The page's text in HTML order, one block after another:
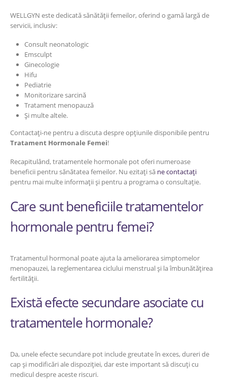
WELLGYN este dedicată sănătății femeilor, oferind o gamă largă de
servicii, inclusiv:
Consult neonatologic
Emsculpt
Ginecologie
Hifu
Pediatrie
Monitorizare sarcină
Tratament menopauză
Și multe altele.
Contactați-ne pentru a discuta despre opțiunile disponibile pentru
Tratament Hormonale Femei!
Recapitulând, tratamentele hormonale pot oferi numeroase
beneficii pentru sănătatea femeilor. Nu ezitați să ne contactați
pentru mai multe informații și pentru a programa o consultație.
Care sunt beneficiile tratamentelor
hormonale pentru femei?
Tratamentul hormonal poate ajuta la ameliorarea simptomelor
menopauzei, la reglementarea ciclului menstrual și la îmbunătățirea
fertilității.
Există efecte secundare asociate cu
tratamentele hormonale?
Da, unele efecte secundare pot include greutate în exces, dureri de
cap și modificări ale dispoziției, dar este important să discuți cu
medicul despre aceste riscuri.